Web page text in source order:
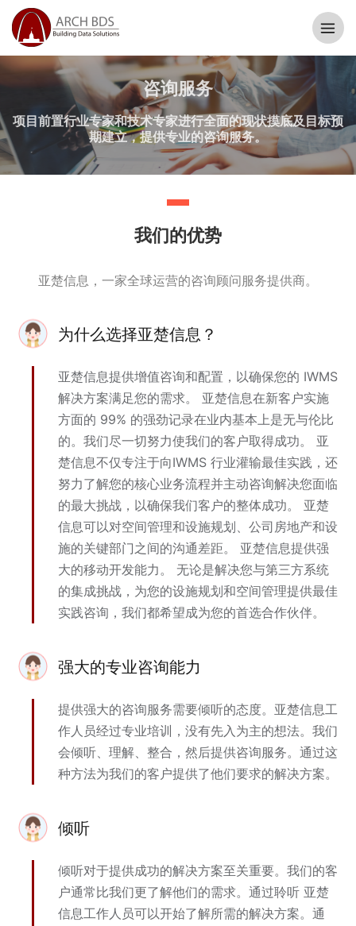
咨询服务
项目前置行业专家和技术专家进行全面的现状摸底及目标预
期建立，提供专业的咨询服务。
我们的优势
亚楚信息，一家全球运营的咨询顾问服务提供商。
为什么选择亚楚信息？
亚楚信息提供增值咨询和配置，以确保您的 IWMS
解决方案满足您的需求。 亚楚信息在新客户实施
方面的 99% 的强劲记录在业内基本上是无与伦比
的。我们尽一切努力使我们的客户取得成功。 亚
楚信息不仅专注于向IWMS 行业灌输最佳实践，还
努力了解您的核心业务流程并主动咨询解决您面临
的最大挑战，以确保我们客户的整体成功。 亚楚
信息可以对空间管理和设施规划、公司房地产和设
施的关键部门之间的沟通差距。 亚楚信息提供强
大的移动开发能力。 无论是解决您与第三方系统
的集成挑战，为您的设施规划和空间管理提供最佳
实践咨询，我们都希望成为您的首选合作伙伴。
强大的专业咨询能力
提供强大的咨询服务需要倾听的态度。亚楚信息工
作人员经过专业培训，没有先入为主的想法。我们
会倾听、理解、整合，然后提供咨询服务。通过这
种方法为我们的客户提供了他们要求的解决方案。
倾听
倾听对于提供成功的解决方案至关重要。我们的客
户通常比我们更了解他们的需求。通过聆听 亚楚
信息工作人员可以开始了解所需的解决方案。通